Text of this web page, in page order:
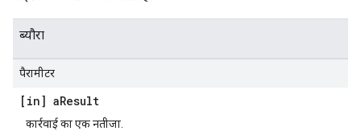
ब्यौरा
पैरामीटर
[in] aResult
कार्रवाई का एक नतीजा.